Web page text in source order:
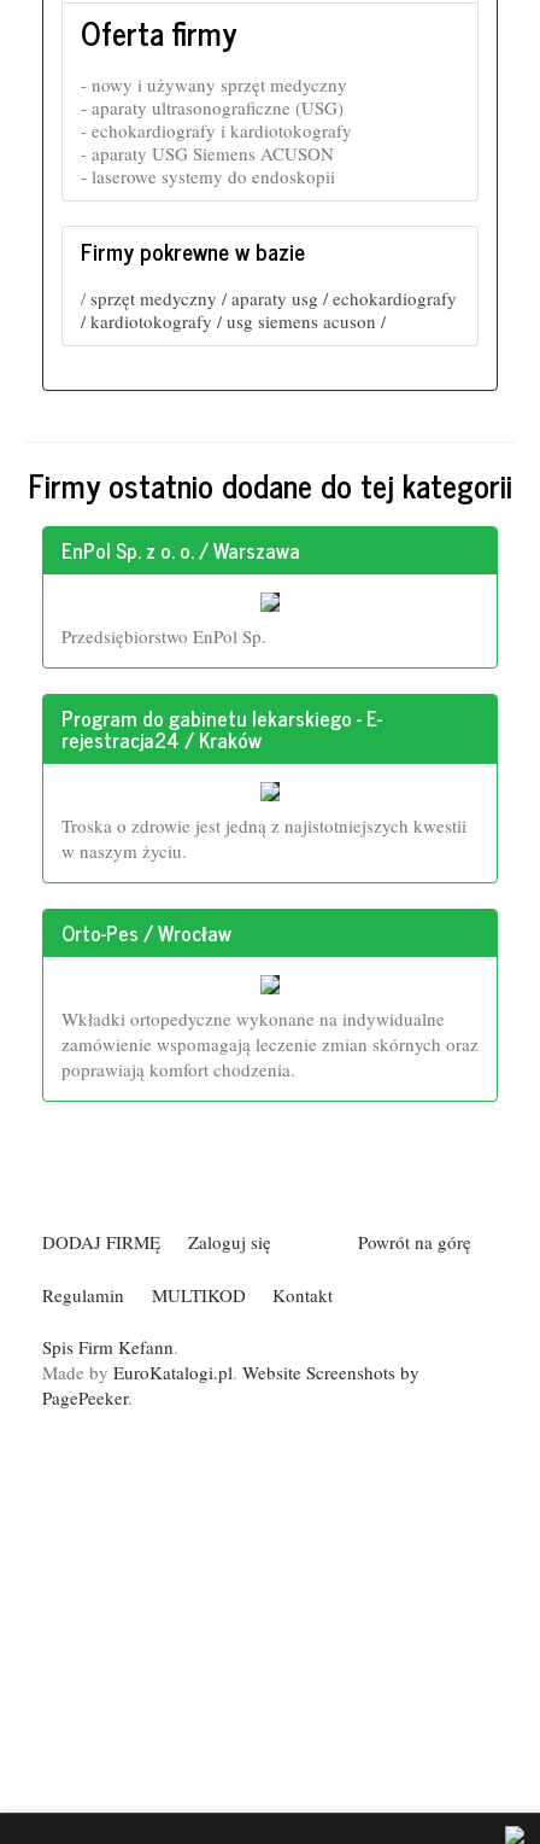
Oferta firmy
- nowy i używany sprzęt medyczny
- aparaty ultrasonograficzne (USG)
- echokardiografy i kardiotokografy
- aparaty USG Siemens ACUSON
- laserowe systemy do endoskopii
Firmy pokrewne w bazie
/ sprzęt medyczny /aparaty usg /echokardiografy
/kardiotokografy /usg siemens acuson /
Firmy ostatnio dodane do tej kategorii
EnPol Sp. z o. o. / Warszawa
Przedsiębiorstwo EnPol Sp.
Program do gabinetu lekarskiego - E-
rejestracja24 / Kraków
Troska o zdrowie jest jedną z najistotniejszych kwestii
w naszym życiu.
Orto-Pes / Wrocław
Wkładki ortopedyczne wykonane na indywidualne
zamówienie wspomagają leczenie zmian skórnych oraz
poprawiają komfort chodzenia.
Powrót na górę
DODAJ FIRMĘ Zaloguj się
Regulamin MULTIKOD Kontakt
Spis Firm Kefann.
Made by EuroKatalogi.pl. Website Screenshots by
PagePeeker.